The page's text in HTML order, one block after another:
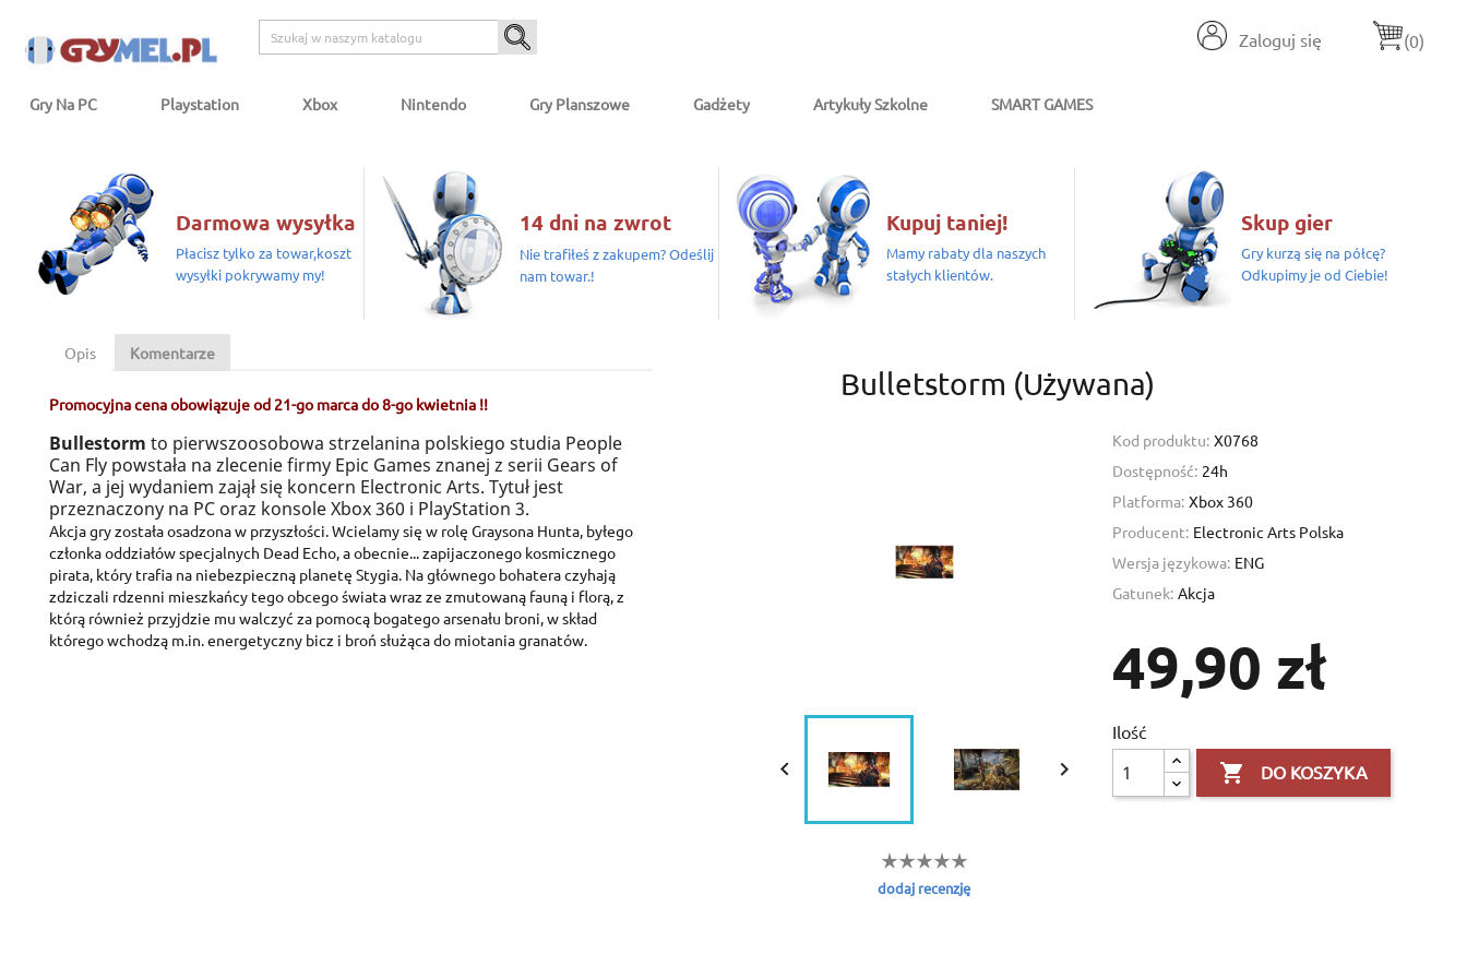
×
×
Zaloguj się (0)
Gry Na PC Playstation Xbox Nintendo Gry Planszowe Gadżety Artykuły Szkolne SMART GAMES
Darmowa wysyłka
Płacisz tylko za towar,koszt
wysyłki pokrywamy my!
14 dni na zwrot
Nie trafiłeś z zakupem? Odeślij
nam towar.!
Kupuj taniej!
Mamy rabaty dla naszych
stałych klientów.
Skup gier
Gry kurzą się na półcę?
Odkupimy je od Ciebie!
Opis Komentarze
Promocyjna cena obowiązuje od 21-go marca do 8-go kwietnia !!
Bullestorm to pierwszoosobowa strzelanina polskiego studia People
Can Fly powstała na zlecenie firmy Epic Games znanej z serii Gears of
War, a jej wydaniem zajął się koncern Electronic Arts. Tytuł jest
przeznaczony na PC oraz konsole Xbox 360 i PlayStation 3.
Akcja gry została osadzona w przyszłości. Wcielamy się w rolę Graysona Hunta, byłego
członka oddziałów specjalnych Dead Echo, a obecnie... zapijaczonego kosmicznego
pirata, który trafia na niebezpieczną planetę Stygia. Na głównego bohatera czyhają
zdziczali rdzenni mieszkańcy tego obcego świata wraz ze zmutowaną fauną i florą, z
którą również przyjdzie mu walczyć za pomocą bogatego arsenału broni, w skład
którego wchodzą m.in. energetyczny bicz i broń służąca do miotania granatów.
Bulletstorm (używana)
 
dodaj recenzję
Kod produktu: X0768
Dostępność: 24h
Platforma: Xbox 360
Producent: Electronic Arts Polska
Wersja językowa: ENG
Gatunek: Akcja
49,90 zł
Ilość
 DO KOSZYKA